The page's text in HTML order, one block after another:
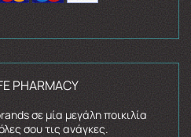
PHARMACY
σε μία μεγάλη ποικιλία
σου τις ανάγκες.